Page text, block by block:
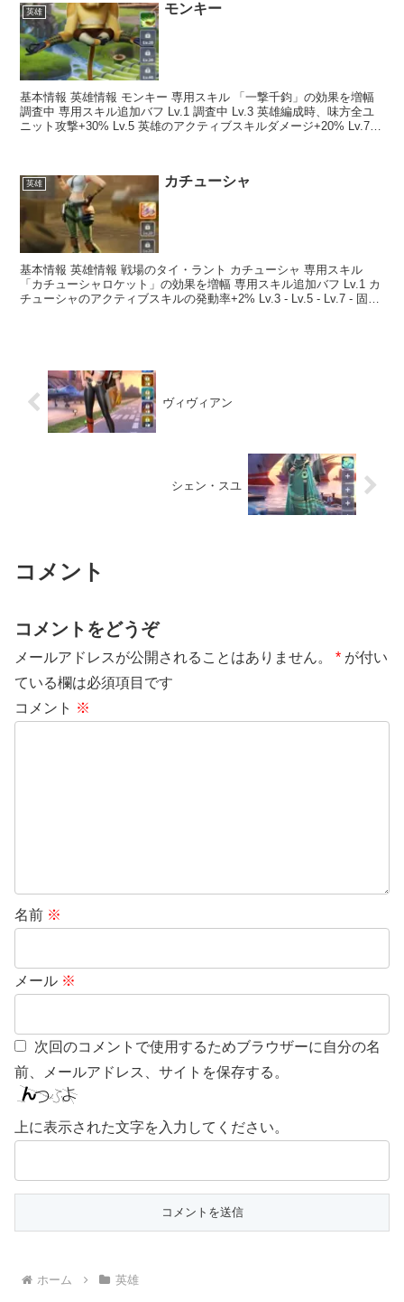
英雄 モンキー
基本情報 英雄情報 モンキー 専用スキル 「一撃千鈞」の効果を増幅
調査中 専用スキル追加バフ Lv.1 調査中 Lv.3 英雄編成時、味方全ユ
ニット攻撃+30% Lv.5 英雄のアクティブスキルダメージ+20% Lv.7
英雄 カチューシャ
基本情報 英雄情報 戦場のタイ・ラント カチューシャ 専用スキル
「カチューシャロケット」の効果を増幅 専用スキル追加バフ Lv.1 カ
チューシャのアクティブスキルの発動率+2% Lv.3 - Lv.5 - Lv.7 - 固有
ヴィヴィアン
シェン・スユ
コメント
コメントをどうぞ
メールアドレスが公開されることはありません。 * が付い
ている欄は必須項目です
コメント ※
名前 ※
メール ※
次回のコメントで使用するためブラウザーに自分の名
前、メールアドレス、サイトを保存する。
上に表示された文字を入力してください。
ホーム 英雄